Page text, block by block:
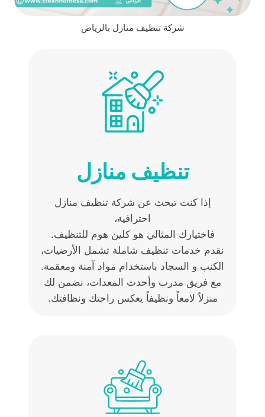
شركة تنظيف منازل بالرياض
تنظيف منازل
إذا كنت تبحث عن شركة تنظيف منازل
احترافية،
فاختيارك المثالي هو كلين هوم للتنظيف.
نقدم خدمات تنظيف شاملة تشمل الأرضيات،
الكنب و السجاد باستخدام مواد آمنة ومعقمة.
مع فريق مدرب وأحدث المعدات، نضمن لك
منزلاً لامعاً ونظيفاً يعكس راحتك ونظافتك.